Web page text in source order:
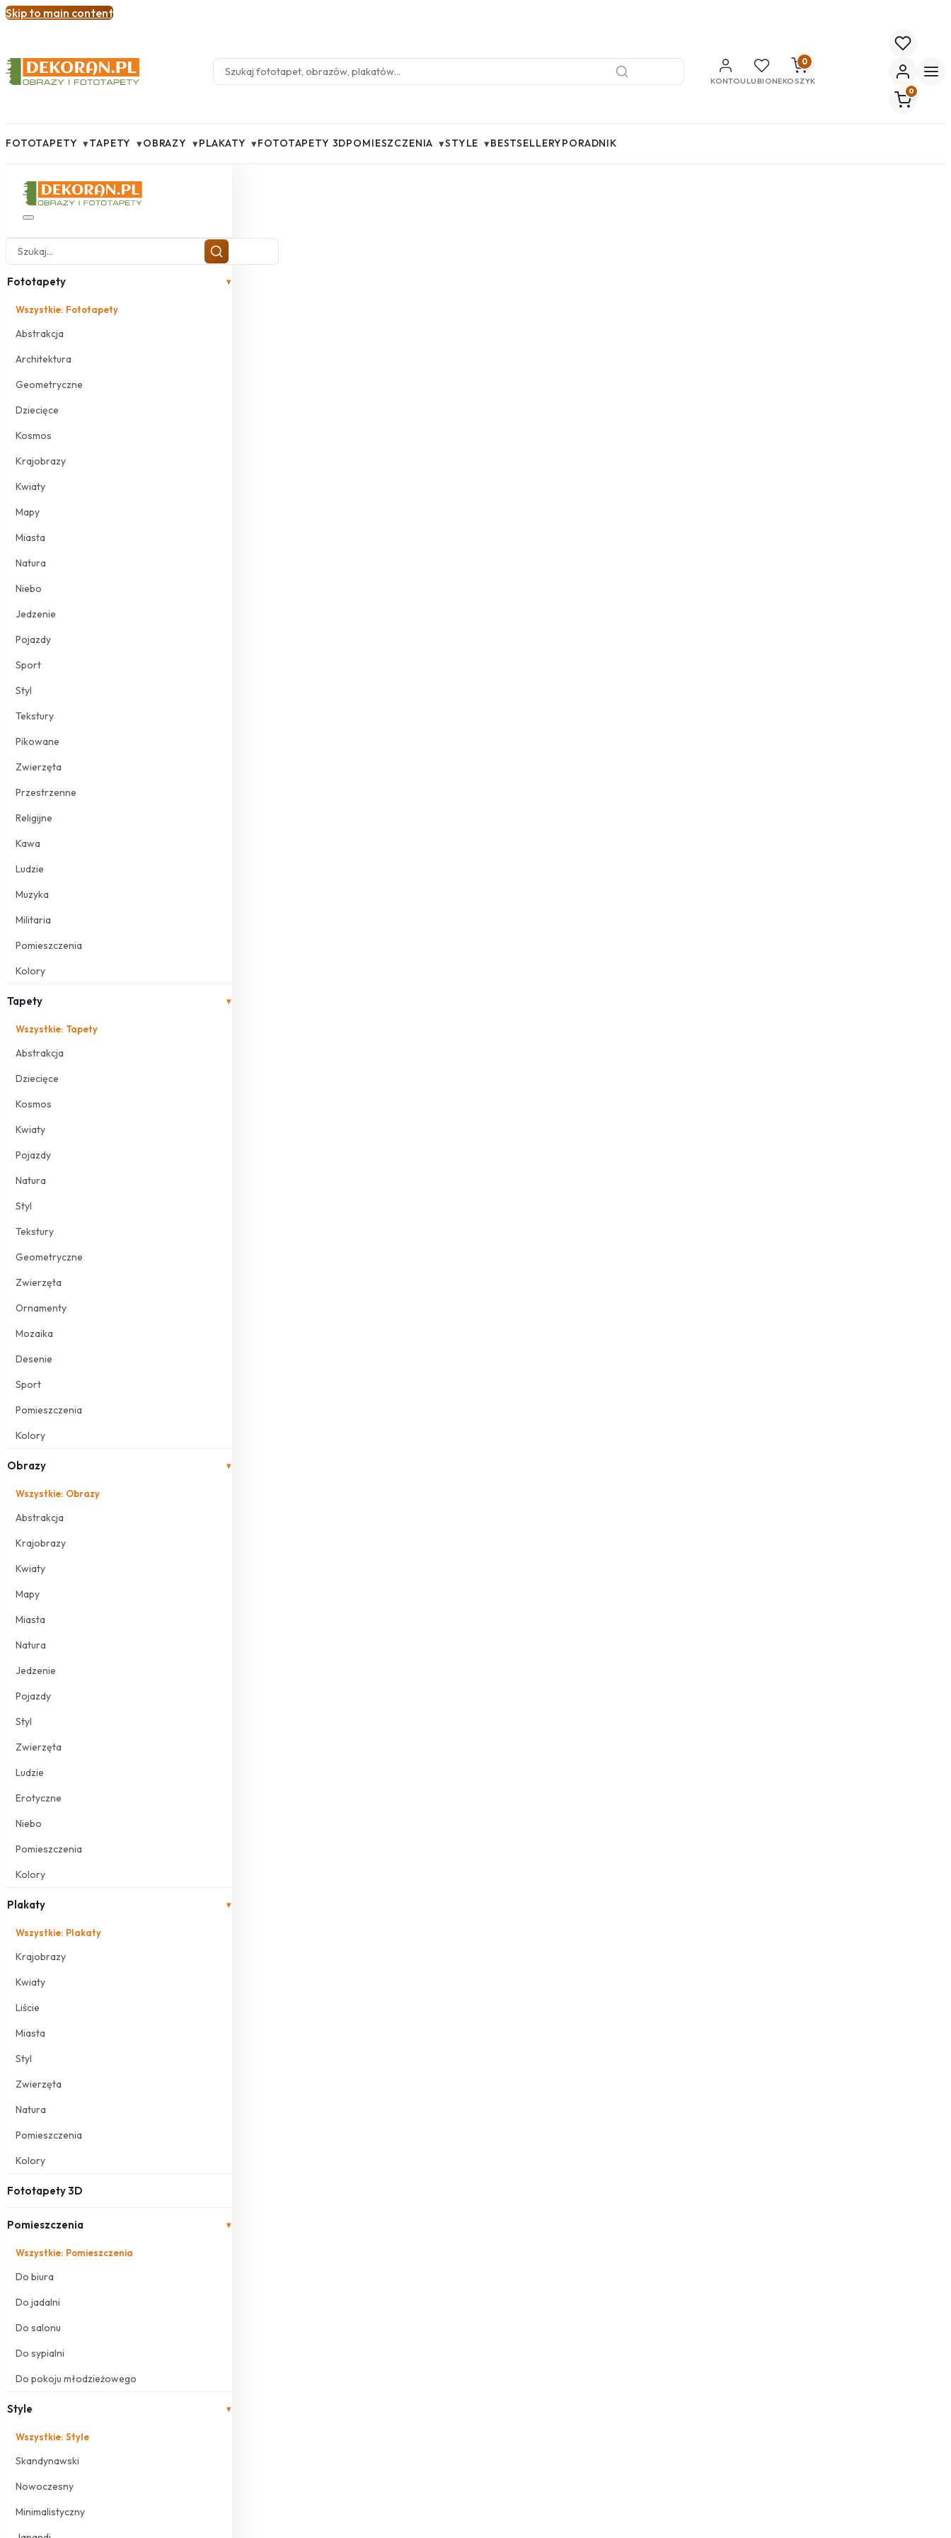
Skip to main content
KONTOULUBIONE
0
KOSZYK
0
FOTOTAPETY ▾TAPETY ▾OBRAZY ▾PLAKATY ▾FOTOTAPETY 3DPOMIESZCZENIA ▾STYLE ▾BESTSELLERYPORADNIK
Fototapety ▾
Wszystkie: Fototapety
Abstrakcja
Architektura
Geometryczne
Dziecięce
Kosmos
Krajobrazy
Kwiaty
Mapy
Miasta
Natura
Niebo
Jedzenie
Pojazdy
Sport
Styl
Tekstury
Pikowane
Zwierzęta
Przestrzenne
Religijne
Kawa
Ludzie
Muzyka
Militaria
Pomieszczenia
Kolory
Tapety ▾
Wszystkie: Tapety
Abstrakcja
Dziecięce
Kosmos
Kwiaty
Pojazdy
Natura
Styl
Tekstury
Geometryczne
Zwierzęta
Ornamenty
Mozaika
Desenie
Sport
Pomieszczenia
Kolory
Obrazy ▾
Wszystkie: Obrazy
Abstrakcja
Krajobrazy
Kwiaty
Mapy
Miasta
Natura
Jedzenie
Pojazdy
Styl
Zwierzęta
Ludzie
Erotyczne
Niebo
Pomieszczenia
Kolory
Plakaty ▾
Wszystkie: Plakaty
Krajobrazy
Kwiaty
Liście
Miasta
Styl
Zwierzęta
Natura
Pomieszczenia
Kolory
Fototapety 3D
Pomieszczenia ▾
Wszystkie: Pomieszczenia
Do biura
Do jadalni
Do salonu
Do sypialni
Do pokoju młodzieżowego
Style ▾
Wszystkie: Style
Skandynawski
Nowoczesny
Minimalistyczny